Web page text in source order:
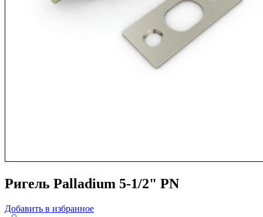
Ригель Palladium 5-1/2" PN
Добавить в избранное